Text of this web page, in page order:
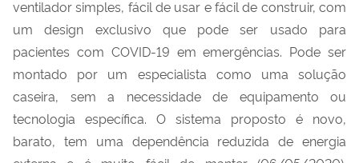
ventilador simples, fácil de usar e fácil de construir, com
um design exclusivo que pode ser usado para
pacientes com COVID-19 em emergências. Pode ser
montado por um especialista como uma solução
caseira, sem a necessidade de equipamento ou
tecnologia específica. O sistema proposto é novo,
barato, tem uma dependência reduzida de energia